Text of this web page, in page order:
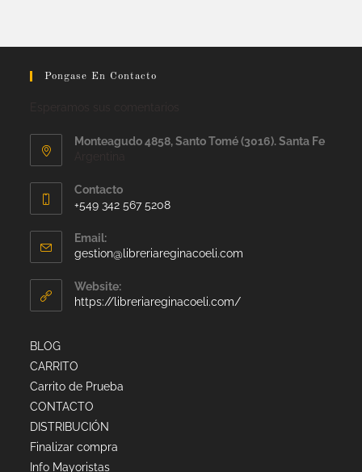
Pongase En Contacto
Monteagudo 4858, Santo Tomé (3016). Santa Fe
Contacto
+549 342 567 5208
Email:
gestion@libreriareginacoeli.com
Website:
https://libreriareginacoeli.com/
BLOG
CARRITO
Carrito de Prueba
CONTACTO
DISTRIBUCIÓN
Finalizar compra
Info Mayoristas